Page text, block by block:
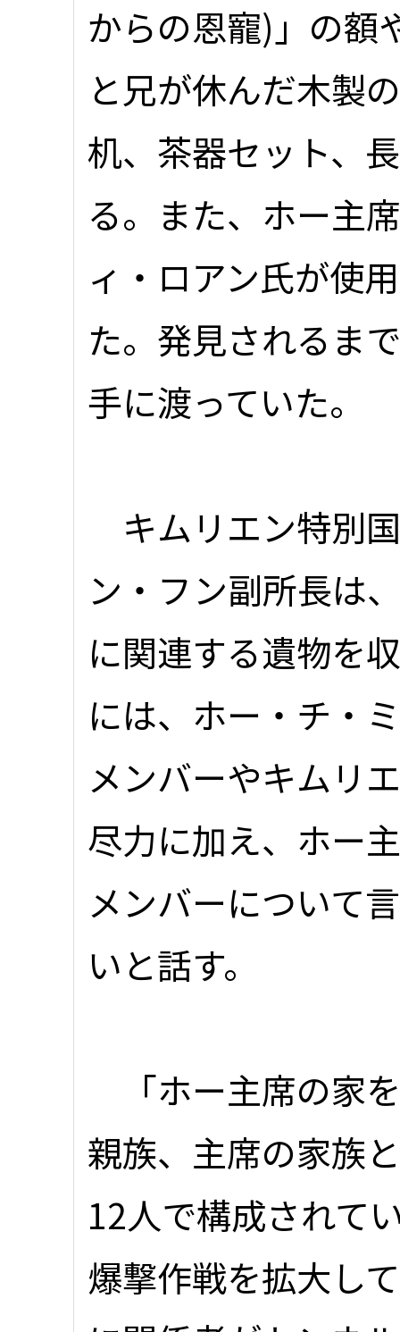
からの恩寵)」の額
と兄が休んだ木製
机、茶器セット、
る。また、ホー主
ィ・ロアン氏が使
た。発見されるま
手に渡っていた。
キムリエン特別
ン・フン副所長は
に関連する遺物を
には、ホー・チ・
メンバーやキムリ
尽力に加え、ホー
メンバーについて
いと話す。
「ホー主席の家
親族、主席の家族
12人で構成されて
爆撃作戦を拡大し